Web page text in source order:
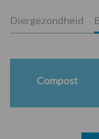
Diergezondheid
Compost